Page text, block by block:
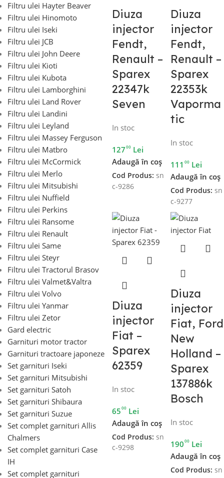
Filtru ulei Hayter Beaver
Filtru ulei Hinomoto
Filtru ulei Iseki
Filtru ulei JCB
Filtru ulei John Deere
Filtru ulei Kioti
Filtru ulei Kubota
Filtru ulei Lamborghini
Filtru ulei Land Rover
Filtru ulei Landini
Filtru ulei Leyland
Filtru ulei Massey Ferguson
Filtru ulei Matbro
Filtru ulei McCormick
Filtru ulei Merlo
Filtru ulei Mitsubishi
Filtru ulei Nuffield
Filtru ulei Perkins
Filtru ulei Ransome
Filtru ulei Renault
Filtru ulei Same
Filtru ulei Steyr
Filtru ulei Tractorul Brasov
Filtru ulei Valmet&Valtra
Filtru ulei Volvo
Filtru ulei Yanmar
Filtru ulei Zetor
Gard electric
Garnituri motor tractor
Garnituri tractoare japoneze
Set garnituri Iseki
Set garnituri Mitsubishi
Set garnituri Satoh
Set garnituri Shibaura
Set garnituri Suzue
Set complet garnituri Allis
Chalmers
Set complet garnituri Case
IH
Set complet garnituri
Diuza
injector
Fendt,
Renault –
Sparex
22347k
Seven
In stoc
12700 Lei
Adaugă în coș
Cod Produs: sn
c-9286
Diuza
injector
Fendt,
Renault –
Sparex
22353k
Vaporma
tic
In stoc
111 00 Lei
Adaugă în coș
Cod Produs: sn
c-9277
Diuza
injector
Fiat –
Sparex
62359
In stoc
6500 Lei
Adaugă în coș
Cod Produs: sn
c-9298
Diuza
injector
Fiat, Ford
New
Holland –
Sparex
137886k
Bosch
In stoc
19000 Lei
Adaugă în coș
Cod Produs: sn